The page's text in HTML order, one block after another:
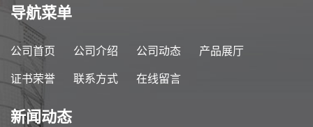
导航菜单
公司首页 公司介绍 公司动态 产品展厅
证书荣誉 联系方式 在线留言
新闻动态